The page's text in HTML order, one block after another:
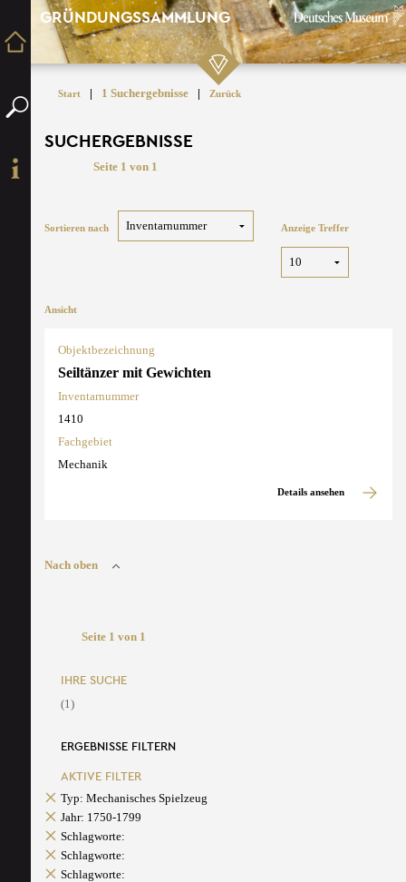
GRÜNDUNGSSAMMLUNG
Start | 1 Suchergebnisse | Zurück
SUCHERGEBNISSE
Seite 1 von 1
Sortieren nach Anzeige Treffer
Ansicht
Objektbezeichnung
Seiltänzer mit Gewichten
Inventarnummer
1410
Fachgebiet
Mechanik
Details ansehen
Nach oben
Seite 1 von 1
IHRE SUCHE
(1)
ERGEBNISSE FILTERN
AKTIVE FILTER
Typ: Mechanisches Spielzeug
Jahr: 1750-1799
Schlagworte:
Schlagworte:
Schlagworte: